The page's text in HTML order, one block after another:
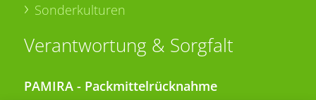
Sonderkulturen
Verantwortung & Sorgfalt
PAMIRA - Packmittelrücknahme